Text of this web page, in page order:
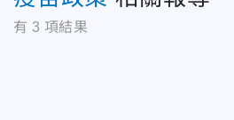
有 3 項結果